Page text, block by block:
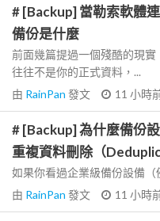
# [Backup] 當勒索軟體
備份是什麼
前面幾篇提過一個殘酷的現
往往不是你的正式資料，...
由 RainPan 發文 11 小時
# [Backup] 為什麼備份
重複資料刪除（
如果你看過企業級備份設備
由 RainPan 發文 11 小時